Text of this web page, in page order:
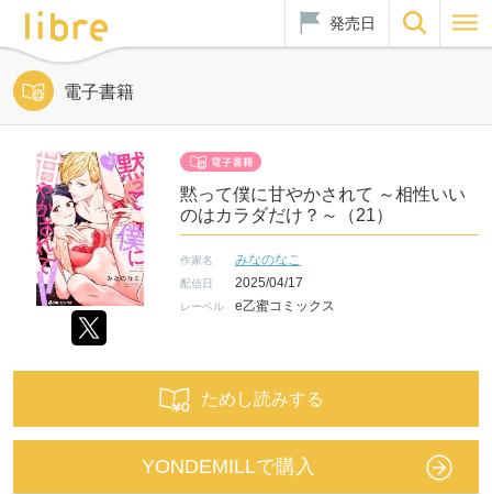
発売日
電子書籍
黙って僕に甘やかされて ～相性いい
のはカラダだけ？～（21）
作家名 みなのなこ
配信日 2025/04/17
レーベル e乙蜜コミックス
ためし読みする
YONDEMILLで購入